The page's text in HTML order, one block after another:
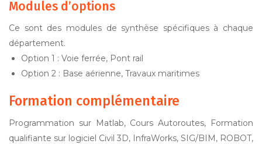
Modules d’options
Ce sont des modules de synthèse spécifiques à chaque
département.
Option 1 : Voie ferrée, Pont rail
Option 2 : Base aérienne, Travaux maritimes
Formation complémentaire
Programmation sur Matlab, Cours Autoroutes, Formation
qualifiante sur logiciel Civil 3D, InfraWorks, SIG/BIM, ROBOT,